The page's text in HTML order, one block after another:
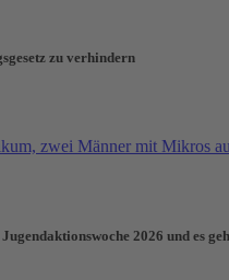
zu verhindern
2026 und es